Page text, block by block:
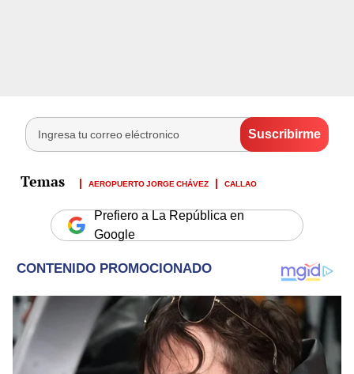
AEROPUERTO JORGE CHÁVEZ CALLAO
Prefiero a La República en
Google